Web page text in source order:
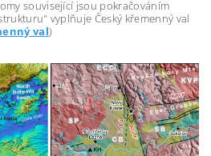
související jsou pokračováním
vyplňuje Český křemenný val
val)